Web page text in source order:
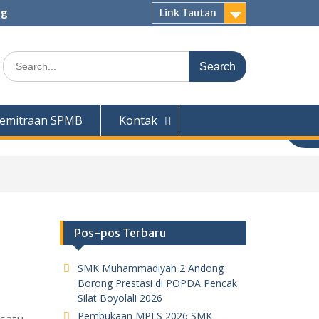
Link Tautan
Search
for:
SPMB Kontak
Pos-pos Terbaru
SMK Muhammadiyah 2 Andong
Borong Prestasi di POPDA Pencak
Silat Boyolali 2026
Pembukaan MPLS 2026 SMK